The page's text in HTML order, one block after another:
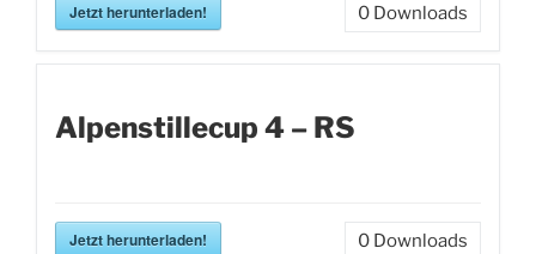
Jetzt herunterladen! 0 Downloads
Alpenstillecup 4 – RS
Jetzt herunterladen! 0 Downloads